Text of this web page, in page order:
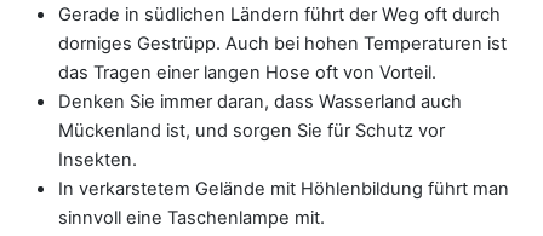
Gerade in südlichen Ländern führt der Weg oft durch
dorniges Gestrüpp. Auch bei hohen Temperaturen ist
das Tragen einer langen Hose oft von Vorteil.
Denken Sie immer daran, dass Wasserland auch
Mückenland ist, und sorgen Sie für Schutz vor
Insekten.
In verkarstetem Gelände mit Höhlenbildung führt man
sinnvoll eine Taschenlampe mit.